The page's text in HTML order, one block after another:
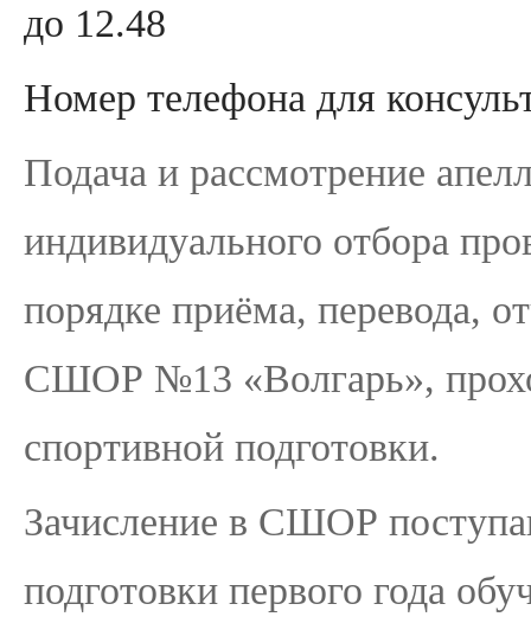
до 12.48
Номер телефона для
Подача и рассмотрение
индивидуального отбора
порядке приёма, перевода,
СШОР №13 «Волгарь»,
спортивной подготовки.
Зачисление в СШОР
подготовки первого года